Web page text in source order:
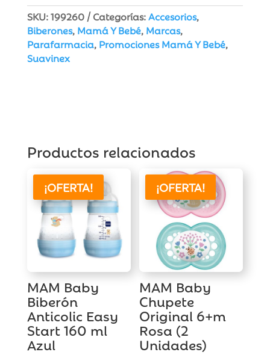
SKU:199260 Categorías:Accesorios,
Biberones, Mamá Y Bebé, Marcas,
Parafarmacia, Promociones Mamá Y Bebé,
Suavinex
Productos relacionados
¡OFERTA!
MAM Baby
Biberón
Anticolic Easy
Start 160 ml
Azul
¡OFERTA!
MAM Baby
Chupete
Original 6+m
Rosa (2
Unidades)